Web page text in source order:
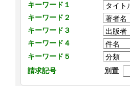
キーワード１
キーワード２
キーワード３
キーワード４
キーワード５
請求記号
別置